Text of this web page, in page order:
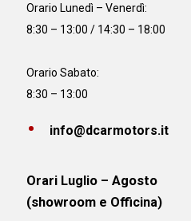
Orario Lunedì – Venerdì:
8:30 – 13:00 / 14:30 – 18:00
Orario Sabato:
8:30 – 13:00
info@dcarmotors.it
Orari Luglio – Agosto
(showroom e Officina)